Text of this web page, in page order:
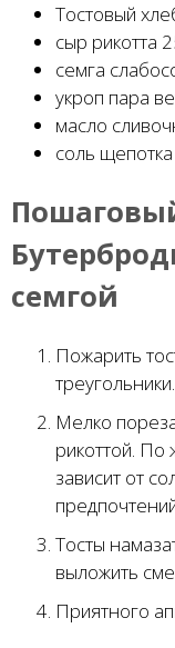
Тостовый
сыр рикотта
семга
укроп пара
масло
соль щепотка
семгой
Пожарить
треугольники.
Мелко
рикоттой.
зависит от
Тосты
выложить
Приятного